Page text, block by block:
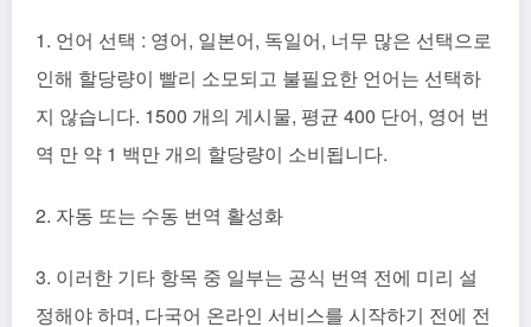
1. 언어 선택 : 영어, 일본어, 독일어, 너무 많은 선택으로
인해 할당량이 빨리 소모되고 불필요한 언어는 선택하
지 않습니다. 1500 개의 게시물, 평균 400 단어, 영어 번
역 만 약 1 백만 개의 할당량이 소비됩니다.
2. 자동 또는 수동 번역 활성화
3. 이러한 기타 항목 중 일부는 공식 번역 전에 미리 설
정해야 하며, 다국어 온라인 서비스를 시작하기 전에 전